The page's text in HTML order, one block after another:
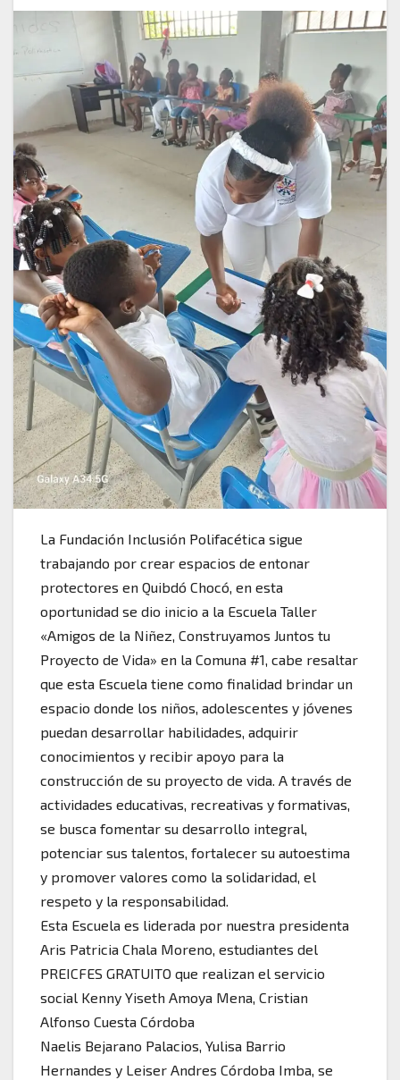
La Fundación Inclusión Polifacética sigue
trabajando por crear espacios de entonar
protectores en Quibdó Chocó, en esta
oportunidad se dio inicio a la Escuela Taller
«Amigos de la Niñez, Construyamos Juntos tu
Proyecto de Vida» en la Comuna #1, cabe resaltar
que esta Escuela tiene como finalidad brindar un
espacio donde los niños, adolescentes y jóvenes
puedan desarrollar habilidades, adquirir
conocimientos y recibir apoyo para la
construcción de su proyecto de vida. A través de
actividades educativas, recreativas y formativas,
se busca fomentar su desarrollo integral,
potenciar sus talentos, fortalecer su autoestima
y promover valores como la solidaridad, el
respeto y la responsabilidad.
Esta Escuela es liderada por nuestra presidenta
Aris Patricia Chala Moreno, estudiantes del
PREICFES GRATUITO que realizan el servicio
social Kenny Yiseth Amoya Mena, Cristian
Alfonso Cuesta Córdoba
Naelis Bejarano Palacios, Yulisa Barrio
Hernandes y Leiser Andres Córdoba Imba, se